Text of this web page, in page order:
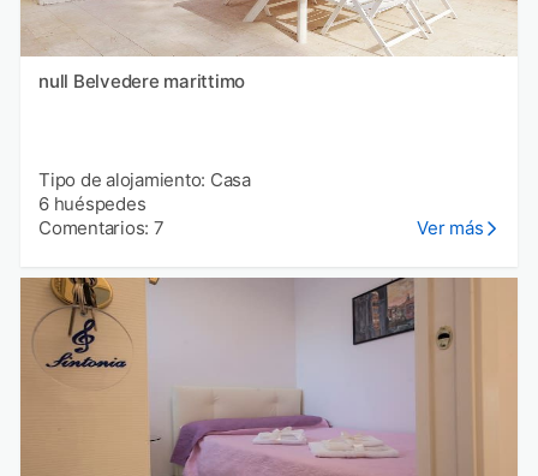
null Belvedere marittimo
Tipo de alojamiento: Casa
6 huéspedes
Comentarios: 7
Ver más